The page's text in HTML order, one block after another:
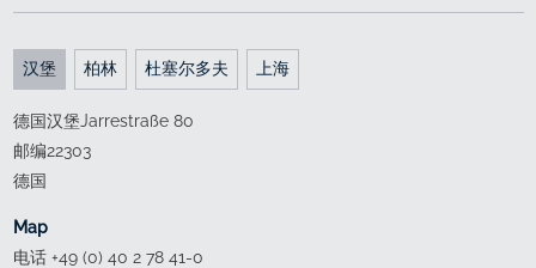
汉堡 柏林 杜塞尔多夫 上海
德国汉堡Jarrestraße 80
邮编22303
德国
Map
电话 +49 (0) 40 2 78 41-0